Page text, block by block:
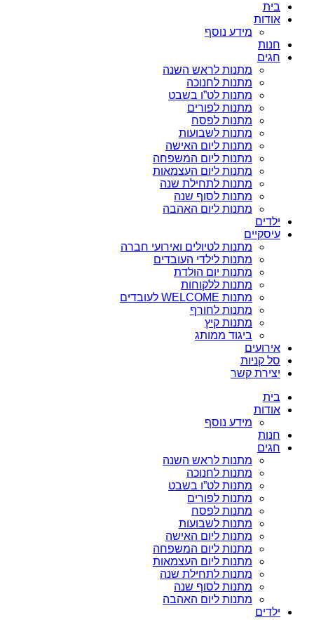
בית
אודות
מידע נוסף
חנות
חגים
מתנות לראש השנה
מתנות לחנוכה
מתנות לט”ו בשבט
מתנות לפורים
מתנות לפסח
מתנות לשבועות
מתנות ליום האישה
מתנות ליום המשפחה
מתנות ליום העצמאות
מתנות לתחילת שנה
מתנות לסוף שנה
מתנות ליום האהבה
ילדים
עיסקיים
מתנות לטיולים ואירועי חברה
מתנות לילדי העובדים
מתנות יום הולדת
מתנות ללקוחות
מתנות WELCOME לעובדים
מתנות לחורף
מתנות קיץ
ביגוד ממותג
אירועים
סל קניות
יצירת קשר
בית
אודות
מידע נוסף
חנות
חגים
מתנות לראש השנה
מתנות לחנוכה
מתנות לט”ו בשבט
מתנות לפורים
מתנות לפסח
מתנות לשבועות
מתנות ליום האישה
מתנות ליום המשפחה
מתנות ליום העצמאות
מתנות לתחילת שנה
מתנות לסוף שנה
מתנות ליום האהבה
ילדים